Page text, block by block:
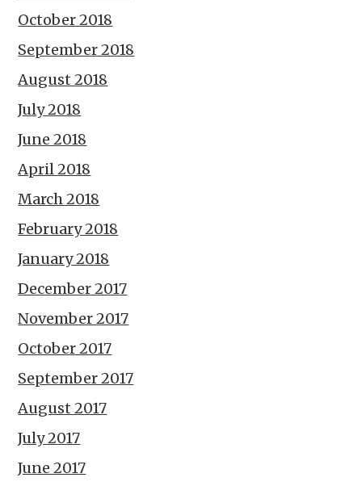
October 2018
September 2018
August 2018
July 2018
June 2018
April 2018
March 2018
February 2018
January 2018
December 2017
November 2017
October 2017
September 2017
August 2017
July 2017
June 2017